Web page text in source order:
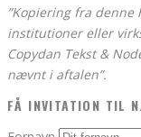
”Kopiering fra
institutioner eller
Copydan Tekst &
nævnt i aftalen”.
FÅ INVITATION TIL